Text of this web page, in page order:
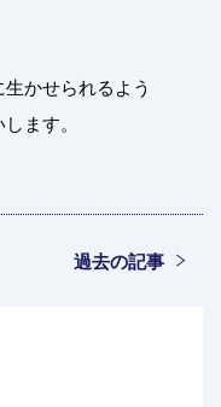
かせられるよう
ます。
過去の記事